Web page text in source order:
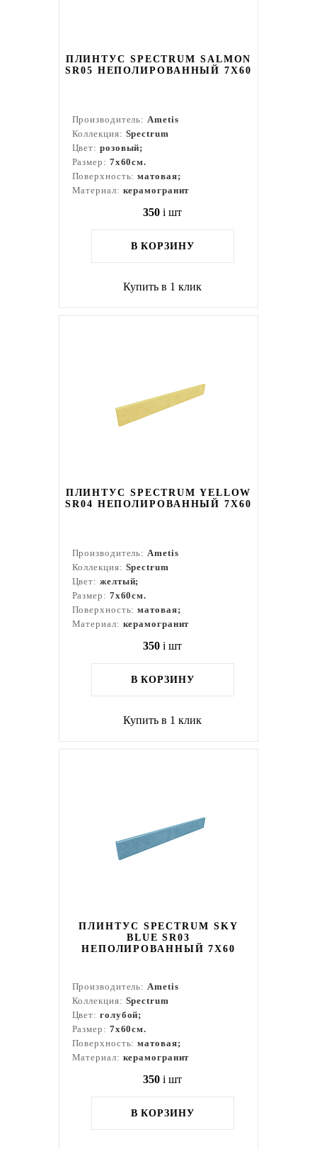
ПЛИНТУС SPECTRUM SALMON
SR05 НЕПОЛИРОВАННЫЙ 7X60
Производитель:Ametis
Коллекция: Spectrum
Цвет: розовый;
Размер: 7x60см.
Поверхность:матовая;
Материал: керамогранит
350 i шт
В КОРЗИНУ
Купить в 1 клик
ПЛИНТУС SPECTRUM YELLOW
SR04 НЕПОЛИРОВАННЫЙ 7X60
Производитель:Ametis
Коллекция: Spectrum
Цвет: желтый;
Размер: 7x60см.
Поверхность:матовая;
Материал: керамогранит
350 i шт
В КОРЗИНУ
Купить в 1 клик
ПЛИНТУС SPECTRUM SKY
BLUE SR03
НЕПОЛИРОВАННЫЙ 7X60
Производитель:Ametis
Коллекция: Spectrum
Цвет: голубой;
Размер: 7x60см.
Поверхность:матовая;
Материал: керамогранит
350 i шт
В КОРЗИНУ